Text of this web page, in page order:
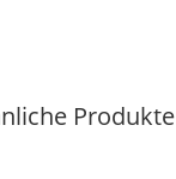
Produkte